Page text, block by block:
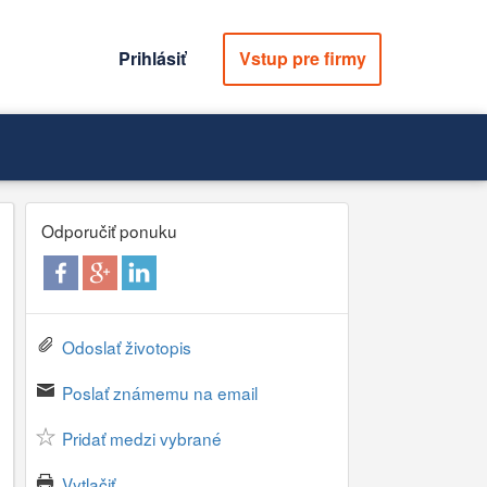
Prihlásiť Vstup pre firmy
Odporučiť ponuku
Odoslať životopis
Poslať známemu na email
Pridať medzi vybrané